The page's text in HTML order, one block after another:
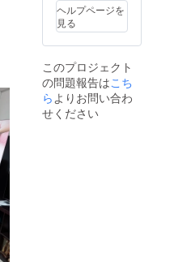
中の動
動画の
収録時
間は約
５分間
・提供
方法は
メール
ヘルプページを
見る
このプロジェクト
の問題報告はこち
らよりお問い合わ
せください